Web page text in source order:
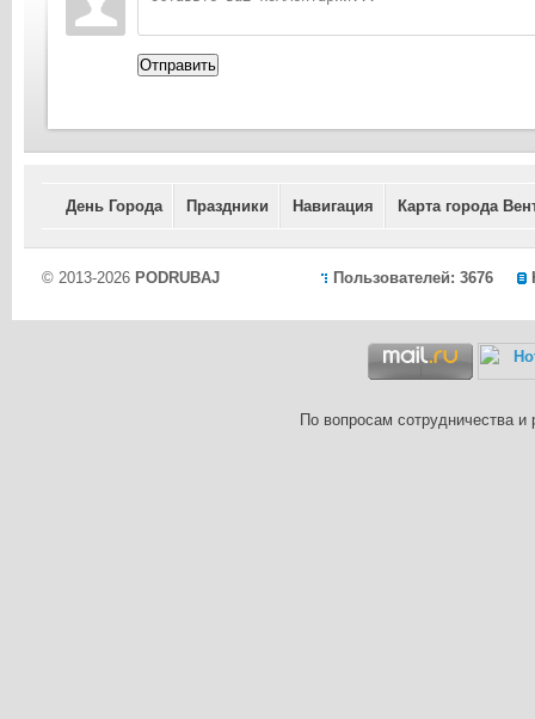
Отправить
День Города Праздники Навигация Карта города
Пользователей: 3676
© 2013-2026 PODRUBAJ
По вопросам сотрудничества